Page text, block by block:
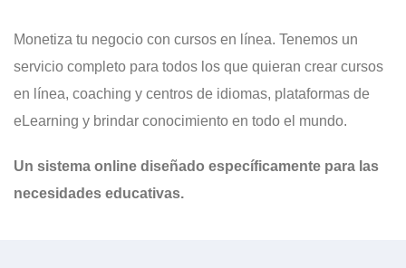
Monetiza tu negocio con cursos en línea. Tenemos un
servicio completo para todos los que quieran crear cursos
en línea, coaching y centros de idiomas, plataformas de
eLearning y brindar conocimiento en todo el mundo.
Un sistema online diseñado específicamente para las
necesidades educativas.